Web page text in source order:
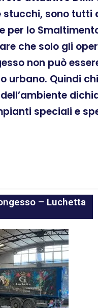
stucchi, sono tutti
per lo
che solo gli
non può
urbano. Quindi
speciali e
– Luchetta